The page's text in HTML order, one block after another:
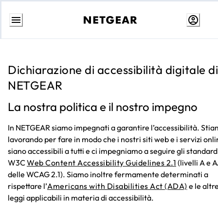
Passa
Dichiarazione di accessibilità digitale di
NETGEAR
La nostra politica e il nostro impegno
In NETGEAR siamo impegnati a garantire l’accessibilità.
lavorando per fare in modo che i nostri siti web e i servizi
siano accessibili a tutti e ci impegniamo a seguire gli standard
W3CWeb Content Accessibility Guidelines 2.1 (livelli A e
delle WCAG 2.1). Siamo inoltre fermamente determinati a
rispettare l’Americans with Disabilities Act (ADA) e le
leggi applicabili in materia di accessibilità.